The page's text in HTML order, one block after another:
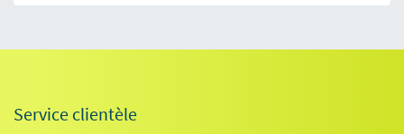
Service clientèle